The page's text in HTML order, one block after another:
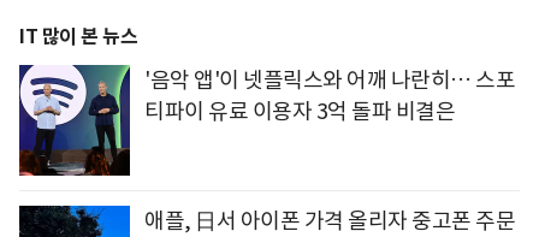
IT 많이 본 뉴스
'음악 앱'이 넷플릭스와 어깨 나란히… 스포
티파이 유료 이용자 3억 돌파 비결은
애플, 日서 아이폰 가격 올리자 중고폰 주문